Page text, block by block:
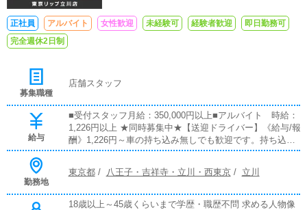
正社員 アルバイト 女性歓迎 未経験可 経験者歓迎
即日勤務可
完全週休2日制
募集職種
店舗スタッフ
給与
■受付スタッフ月給：350,000円以上■アルバイト 時給：
1,226円以上 ★同時募集中★【送迎ドライバー】《給与/報
酬》1,226円～車の持ち込み無しでも歓迎です。持ち込み
の場合は別途ガソリン代支給します。《仕事内容》女性送
上～50歳位まで要普通自動車免許運転が好きな方、清潔
で1日5時間～
勤務地
東京都/ 八王子・吉祥寺・立川・西東京/ 立川
18歳以上～45歳くらいまで学歴・職歴不問 求める人物像